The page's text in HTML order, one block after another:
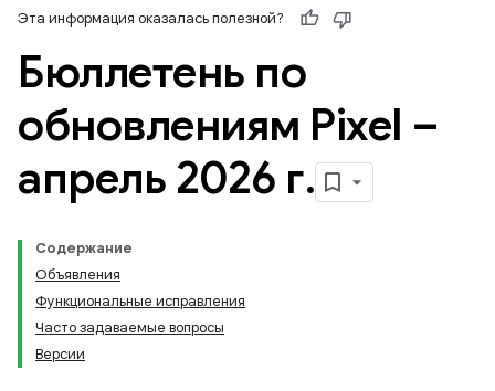
Эта информация оказалась полезной?
Бюллетень по
обновлениям Pixel –
апрель 2026 г.
Содержание
Объявления
Функциональные исправления
Часто задаваемые вопросы
Версии